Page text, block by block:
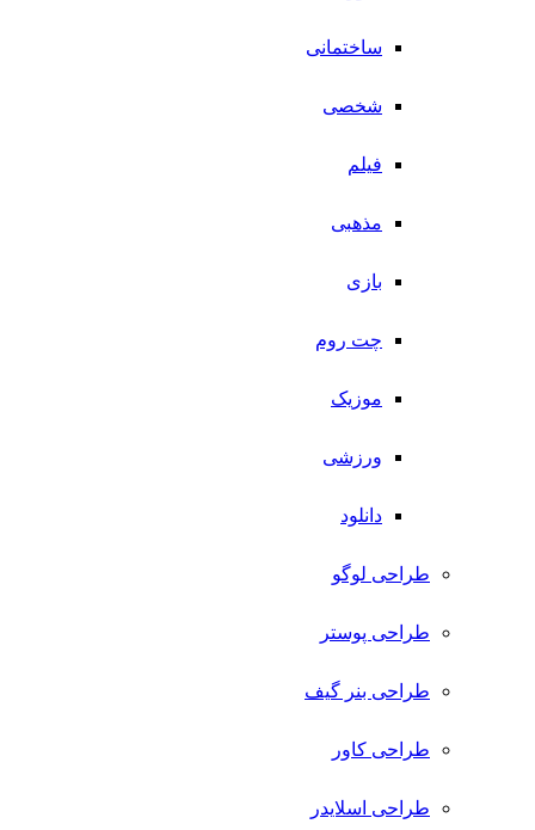
ساختمانی
شخصی
فیلم
مذهبی
بازی
چت روم
موزیک
ورزشی
دانلود
طراحی لوگو
طراحی پوستر
طراحی بنر گیف
طراحی کاور
طراحی اسلایدر